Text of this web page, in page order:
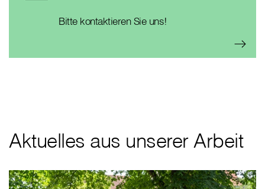
Bitte kontaktieren Sie uns!
Aktuelles aus unserer Arbeit